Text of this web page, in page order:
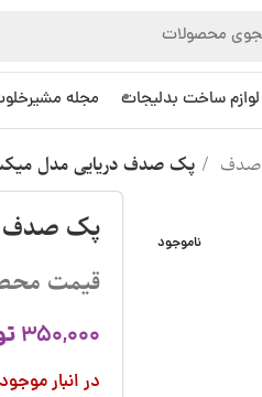
لوازم ساخت بدلیجات مجله
صدف پک صدف دریایی مدل
ناموجود پک صدف
قیمت
350,000
در انبار